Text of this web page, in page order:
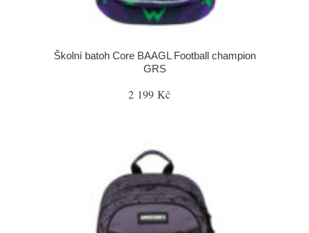
Školní batoh Core BAAGL Football champion
GRS
2 199 Kč